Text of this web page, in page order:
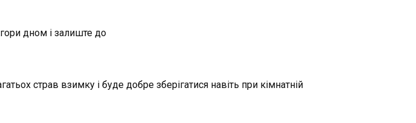
дном і залиште до
страв взимку і буде добре зберігатися навіть при кімнатній